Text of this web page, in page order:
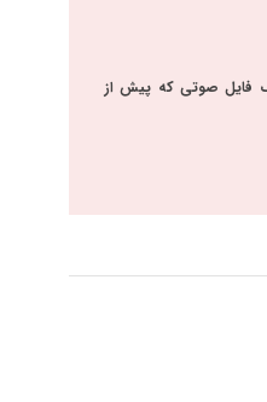
یک فایل صوتی که پیش از